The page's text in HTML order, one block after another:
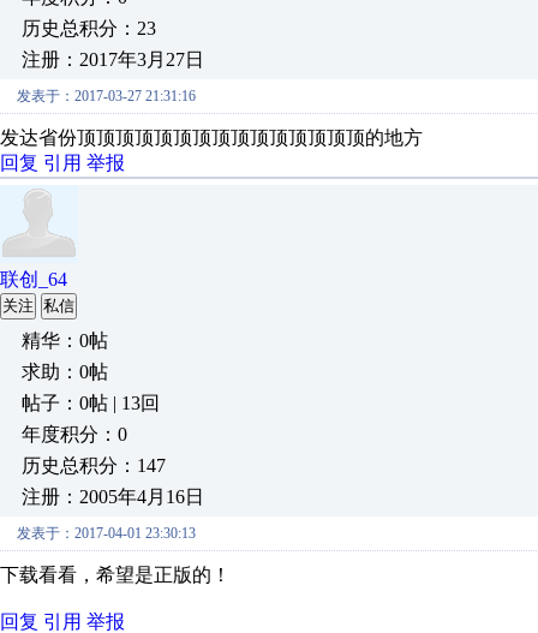
历史总积分：23
注册：2017年3月27日
发表于：2017-03-27 21:31:16
发达省份顶顶顶顶顶顶顶顶顶顶顶顶顶顶顶的地方
回复 引用 举报
联创_64
关注 私信
精华：0帖
求助：0帖
帖子：0帖 | 13回
年度积分：0
历史总积分：147
注册：2005年4月16日
发表于：2017-04-01 23:30:13
下载看看，希望是正版的！
回复 引用 举报